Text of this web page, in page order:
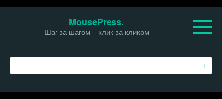
MousePress.
Шаг за шагом – клик за кликом
о
с